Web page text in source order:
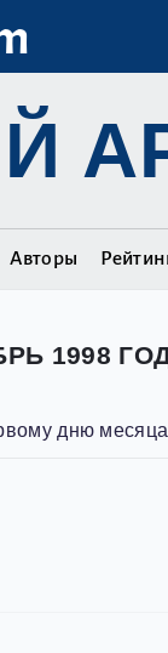
Авторы
1998
дню